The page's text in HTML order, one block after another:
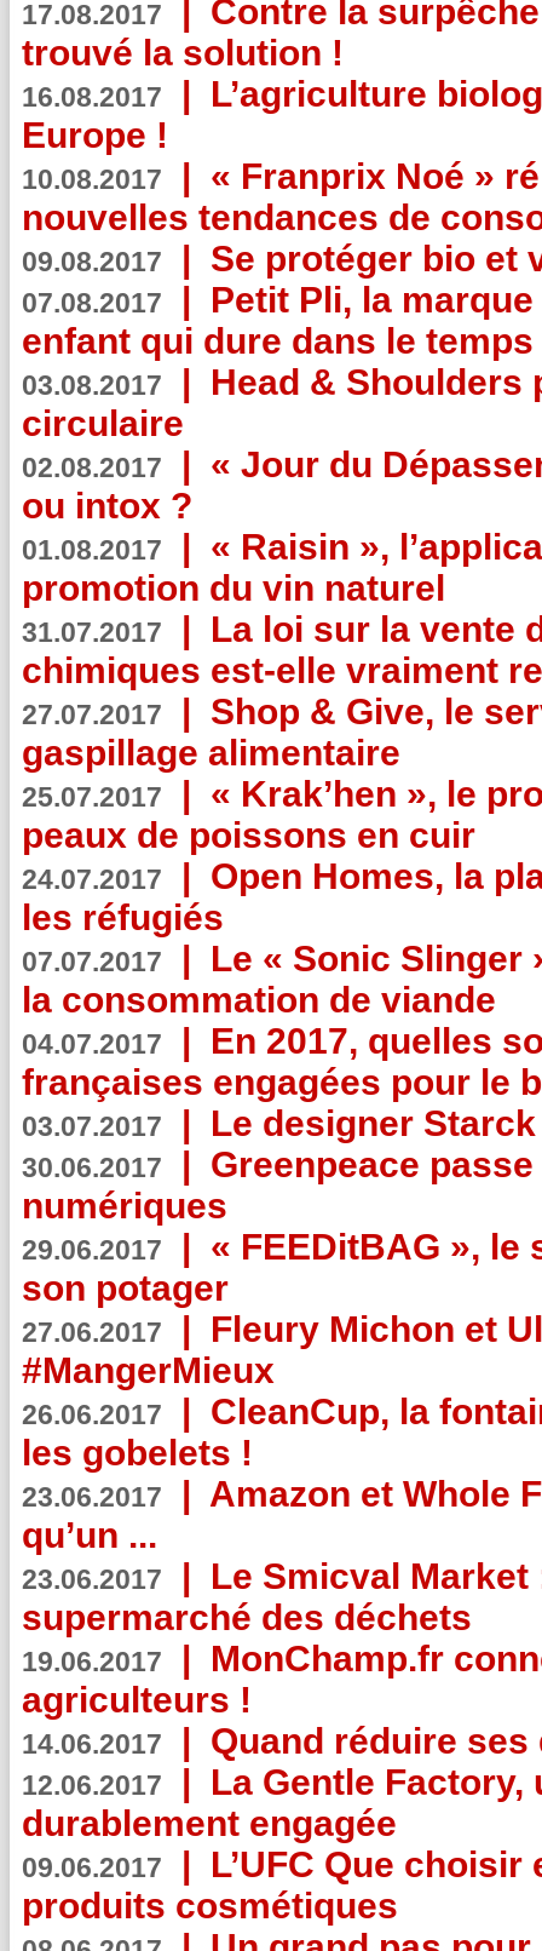
17.08.2017 | Contre la
trouvé la solution !
16.08.2017 | L’agriculture
Europe !
10.08.2017 | « Franprix Noé »
nouvelles tendances de
09.08.2017 | Se protéger bio et
07.08.2017 | Petit Pli, la
enfant qui dure dans le temps
03.08.2017 | Head & Shoulders
circulaire
02.08.2017 | « Jour du
ou intox ?
01.08.2017 | « Raisin »,
promotion du vin naturel
31.07.2017 | La loi sur la vente
chimiques est-elle vraiment
27.07.2017 | Shop & Give, le
gaspillage alimentaire
25.07.2017 | « Krak’hen », le
peaux de poissons en cuir
24.07.2017 | Open Homes, la
les réfugiés
07.07.2017 | Le « Sonic Slinger
la consommation de viande
04.07.2017 | En 2017, quelles
françaises engagées pour le
03.07.2017 | Le designer
30.06.2017 | Greenpeace
numériques
29.06.2017 | « FEEDitBAG », le
son potager
27.06.2017 | Fleury Michon et
#MangerMieux
26.06.2017 | CleanCup, la
les gobelets !
23.06.2017 | Amazon et Whole
qu’un ...
23.06.2017 | Le Smicval
supermarché des déchets
19.06.2017 | MonChamp.fr
agriculteurs !
14.06.2017 | Quand réduire
12.06.2017 | La Gentle
durablement engagée
09.06.2017 | L’UFC Que
produits cosmétiques